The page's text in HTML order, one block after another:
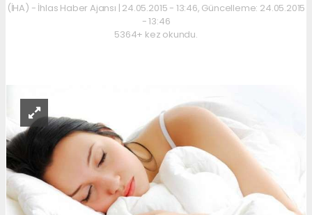
(İHA) - İhlas Haber Ajansı | 24.05.2015 - 13:46, Güncelleme: 24.05.2015
- 13:46
5364+ kez okundu.